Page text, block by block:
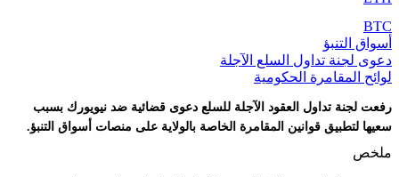
BTC
أسواق التنبؤ
دعوى لجنة تداول السلع الآجلة
لوائح المقامرة الحكومية
رفعت لجنة تداول العقود الآجلة للسلع دعوى قضائية ضد نيويورك بسبب
سعيها لتطبيق قوانين المقامرة الخاصة بالولاية على منصات أسواق التنبؤ.
ملخص